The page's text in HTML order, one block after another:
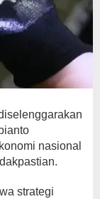
nasional
strategi